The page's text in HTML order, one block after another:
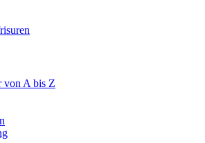
von A bis Z